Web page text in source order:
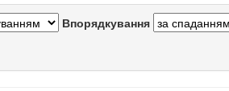
Впорядкування